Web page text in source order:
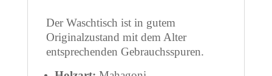
Der Waschtisch ist in gutem
Originalzustand mit dem Alter
entsprechenden Gebrauchsspuren.